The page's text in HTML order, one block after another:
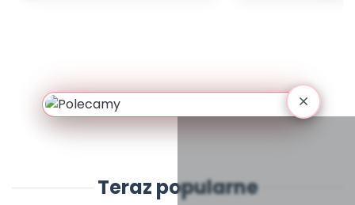
Teraz popularne